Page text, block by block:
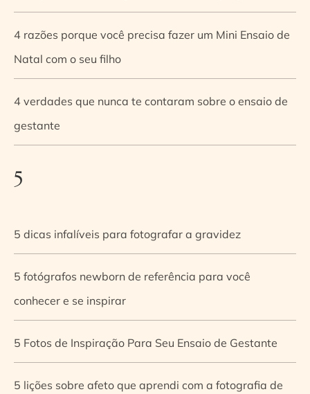
4 razões porque você precisa fazer um Mini Ensaio de
Natal com o seu filho
4 verdades que nunca te contaram sobre o ensaio de
gestante
5
5 dicas infalíveis para fotografar a gravidez
5 fotógrafos newborn de referência para você
conhecer e se inspirar
5 Fotos de Inspiração Para Seu Ensaio de Gestante
5 lições sobre afeto que aprendi com a fotografia de